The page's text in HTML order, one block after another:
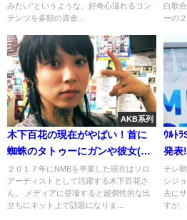
みたい”というような、好奇心溢れるコン
テンツを多額の資金...
白歌
ーの
AKB系列
木下百花の現在がやばい！首に
蜘蛛のタトゥーにガンや彼女(性
同一性相)の噂
２０１７年にNMBを卒業した現在はソロ
アーティストとして活躍する木下百花さ
ん。 メディアに登場すると超個性的な出
立ちにネット上で話題になりま...
ｳﾙﾄ
発表
テレ
シジ
去に
すが